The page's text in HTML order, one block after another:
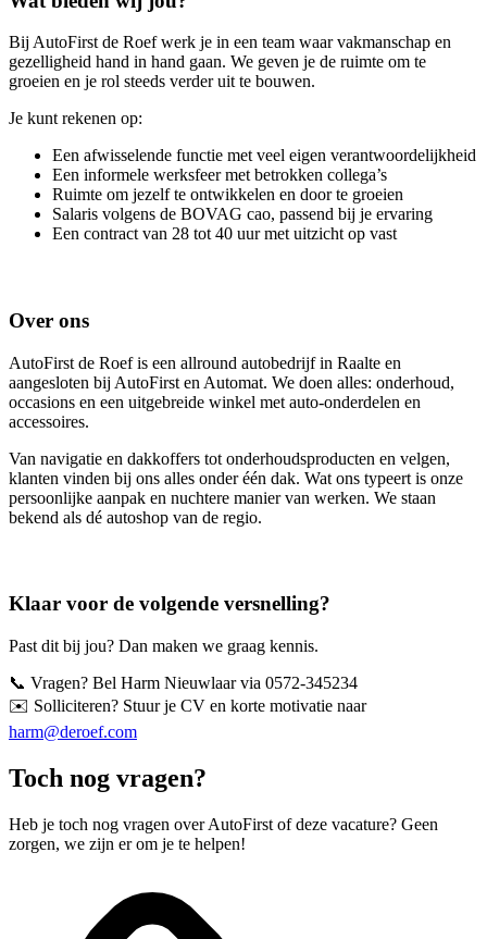
Bij AutoFirst de Roef werk je in een team waar vakmanschap en
gezelligheid hand in hand gaan. We geven je de ruimte om te
groeien en je rol steeds verder uit te bouwen.
Je kunt rekenen op:
Een afwisselende functie met veel eigen verantwoordelijkheid
Een informele werksfeer met betrokken collega’s
Ruimte om jezelf te ontwikkelen en door te groeien
Salaris volgens de BOVAG cao, passend bij je ervaring
Een contract van 28 tot 40 uur met uitzicht op vast
Over ons
AutoFirst de Roef is een allround autobedrijf in Raalte en
aangesloten bij AutoFirst en Automat. We doen alles: onderhoud,
occasions en een uitgebreide winkel met auto-onderdelen en
accessoires.
Van navigatie en dakkoffers tot onderhoudsproducten en velgen,
klanten vinden bij ons alles onder één dak. Wat ons typeert is onze
persoonlijke aanpak en nuchtere manier van werken. We staan
bekend als dé autoshop van de regio.
Klaar voor de volgende versnelling?
Past dit bij jou? Dan maken we graag kennis.
📞 Vragen? Bel Harm Nieuwlaar via 0572-345234
✉️ Solliciteren? Stuur je CV en korte motivatie naar
harm@deroef.com
Toch nog vragen?
Heb je toch nog vragen over AutoFirst of deze vacature? Geen
zorgen, we zijn er om je te helpen!